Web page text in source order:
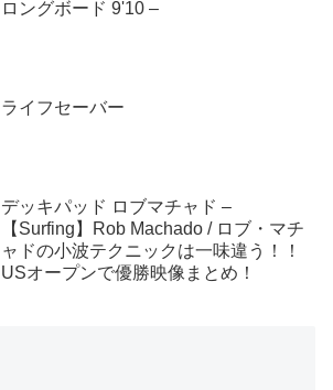
ロングボード 9'10 –
ライフセーバー
デッキパッド ロブマチャド –
【Surfing】Rob Machado / ロブ・マチ
ャドの小波テクニックは一味違う！！
USオープンで優勝映像まとめ！